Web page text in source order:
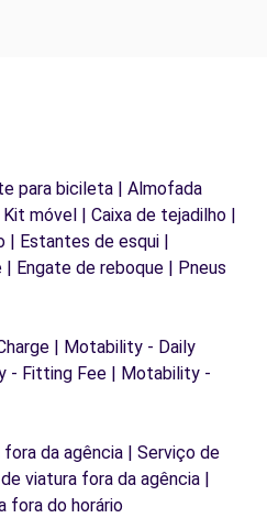
para bicileta | Almofada
móvel | Caixa de tejadilho |
| Estantes de esqui |
Engate de reboque | Pneus
| Motability - Daily
- Fitting Fee | Motability -
fora da agência | Serviço de
viatura fora da agência |
fora do horário